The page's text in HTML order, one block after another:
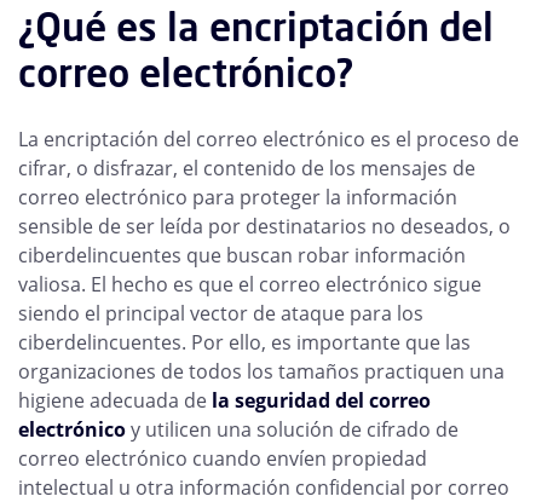
¿Qué es la encriptación del
correo electrónico?
La encriptación del correo electrónico es el proceso de
cifrar, o disfrazar, el contenido de los mensajes de
correo electrónico para proteger la información
sensible de ser leída por destinatarios no deseados, o
ciberdelincuentes que buscan robar información
valiosa. El hecho es que el correo electrónico sigue
siendo el principal vector de ataque para los
ciberdelincuentes. Por ello, es importante que las
organizaciones de todos los tamaños practiquen una
higiene adecuada de la seguridad del correo
electrónicoy utilicen una solución de cifrado de
correo electrónico cuando envíen propiedad
intelectual u otra información confidencial por correo